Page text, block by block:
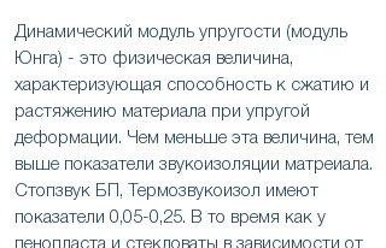
Динамический модуль упругости (модуль
Юнга) - это физическая величина,
характеризующая способность к сжатию и
растяжению материала при упругой
деформации. Чем меньше эта величина, тем
выше показатели звукоизоляции матреиала.
Стопзвук БП, Термозвукоизол имеют
показатели 0,05-0,25. В то время как у
пенопласта и стекловаты в зависимости от